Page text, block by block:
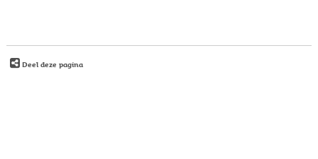
Deel deze pagina